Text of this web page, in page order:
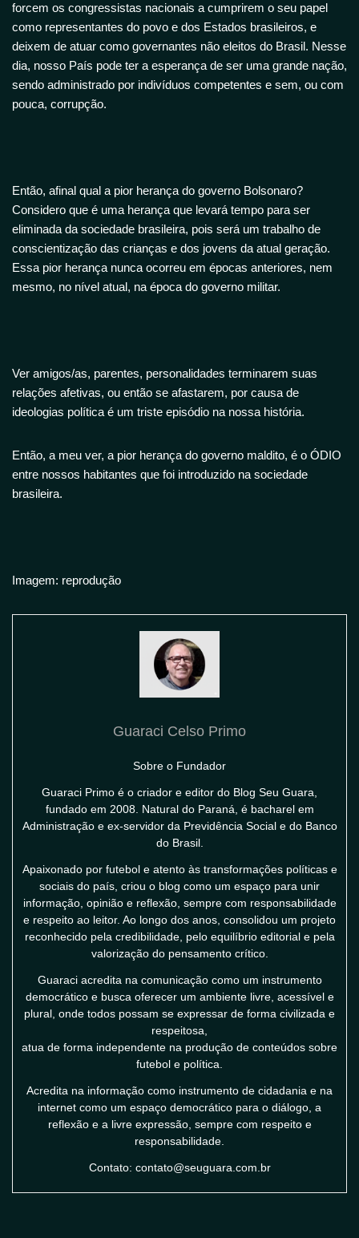
forcem os congressistas nacionais a cumprirem o seu papel
como representantes do povo e dos Estados brasileiros, e
deixem de atuar como governantes não eleitos do Brasil. Nesse
dia, nosso País pode ter a esperança de ser uma grande nação,
sendo administrado por indivíduos competentes e sem, ou com
pouca, corrupção.
Então, afinal qual a pior herança do governo Bolsonaro?
Considero que é uma herança que levará tempo para ser
eliminada da sociedade brasileira, pois será um trabalho de
conscientização das crianças e dos jovens da atual geração.
Essa pior herança nunca ocorreu em épocas anteriores, nem
mesmo, no nível atual, na época do governo militar.
Ver amigos/as, parentes, personalidades terminarem suas
relações afetivas, ou então se afastarem, por causa de
ideologias política é um triste episódio na nossa história.
Então, a meu ver, a pior herança do governo maldito, é o ÓDIO
entre nossos habitantes que foi introduzido na sociedade
brasileira.
Imagem: reprodução
Guaraci Celso Primo
Sobre o Fundador
Guaraci Primo é o criador e editor do Blog Seu Guara,
fundado em 2008. Natural do Paraná, é bacharel em
Administração e ex-servidor da Previdência Social e do Banco
do Brasil.
Apaixonado por futebol e atento às transformações políticas e
sociais do país, criou o blog como um espaço para unir
informação, opinião e reflexão, sempre com responsabilidade
e respeito ao leitor. Ao longo dos anos, consolidou um projeto
reconhecido pela credibilidade, pelo equilíbrio editorial e pela
valorização do pensamento crítico.
Guaraci acredita na comunicação como um instrumento
democrático e busca oferecer um ambiente livre, acessível e
plural, onde todos possam se expressar de forma civilizada e
respeitosa,
atua de forma independente na produção de conteúdos sobre
futebol e política.
Acredita na informação como instrumento de cidadania e na
internet como um espaço democrático para o diálogo, a
reflexão e a livre expressão, sempre com respeito e
responsabilidade.
Contato: contato@seuguara.com.br